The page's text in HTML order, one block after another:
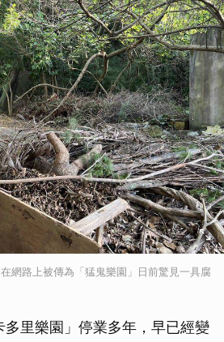
網路上被傳為「猛鬼樂園」日前驚見一具腐
多里樂園」停業多年，早已經變